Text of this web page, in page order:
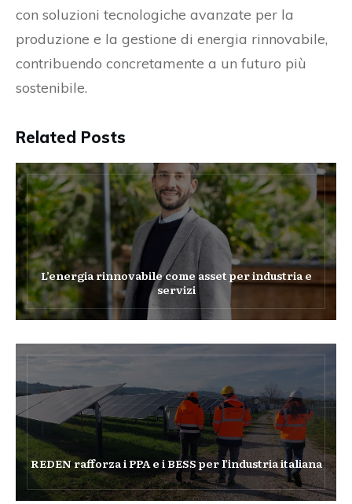
con soluzioni tecnologiche avanzate per la
produzione e la gestione di energia rinnovabile,
contribuendo concretamente a un futuro più
sostenibile.
Related Posts
L’energia rinnovabile come asset per industria e
servizi
REDEN rafforza i PPA e i BESS per l’industria italiana